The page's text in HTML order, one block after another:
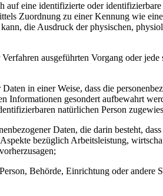
auf eine identifizierte oder
Zuordnung zu einer Kennung wie
die Ausdruck der physischen,
ausgeführten Vorgang oder
in einer Weise, dass die
Informationen gesondert aufbewahrt
natürlichen Person
Daten, die darin besteht,
bezüglich Arbeitsleistung,
Behörde, Einrichtung oder